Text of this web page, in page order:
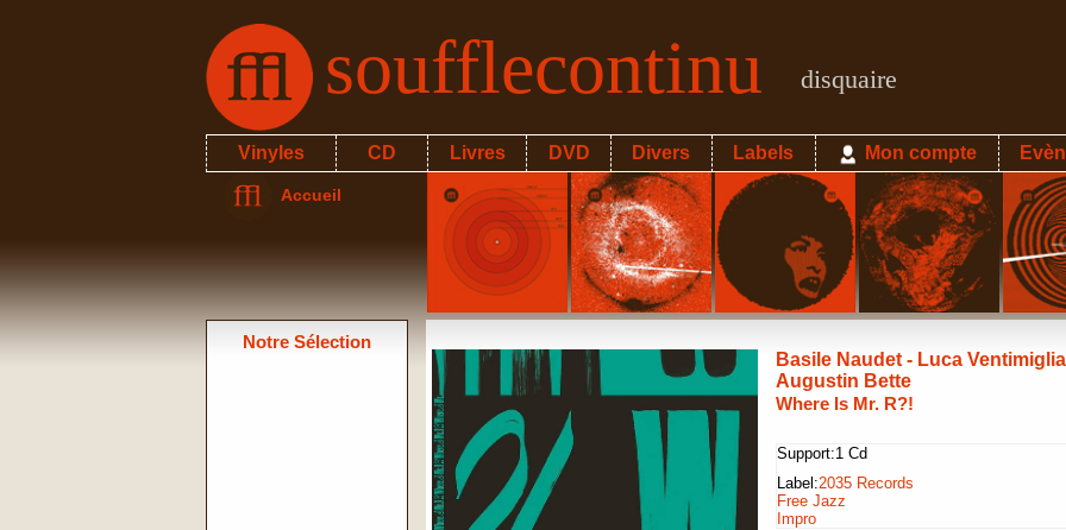
soufflecontinu disquaire
Vinyles CD Livres DVD Divers Labels Mon compte
Accueil
Notre Sélection
Basile Naudet - Luca
Augustin Bette
Where Is Mr. R?!
Support:1 Cd
Label:2035 Records
Free Jazz
Impro